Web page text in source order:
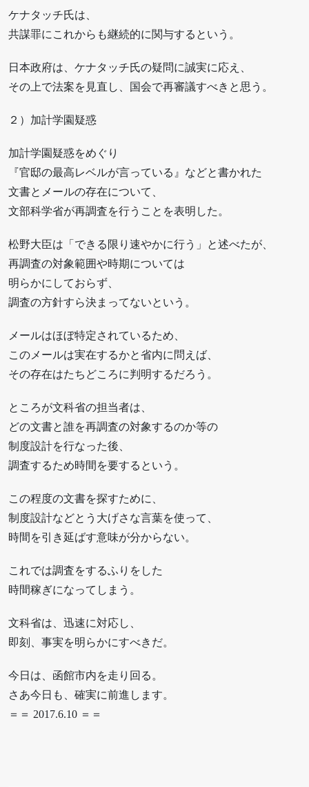
ケナタッチ氏は、
共謀罪にこれからも継続的に関与するという。
日本政府は、ケナタッチ氏の疑問に誠実に応え、
その上で法案を見直し、国会で再審議すべきと思う。
２）加計学園疑惑
加計学園疑惑をめぐり
『官邸の最高レベルが言っている』などと書かれた
文書とメールの存在について、
文部科学省が再調査を行うことを表明した。
松野大臣は「できる限り速やかに行う」と述べたが、
再調査の対象範囲や時期については
明らかにしておらず、
調査の方針すら決まってないという。
メールはほぼ特定されているため、
このメールは実在するかと省内に問えば、
その存在はたちどころに判明するだろう。
ところが文科省の担当者は、
どの文書と誰を再調査の対象するのか等の
制度設計を行なった後、
調査するため時間を要するという。
この程度の文書を探すために、
制度設計などとう大げさな言葉を使って、
時間を引き延ばす意味が分からない。
これでは調査をするふりをした
時間稼ぎになってしまう。
文科省は、迅速に対応し、
即刻、事実を明らかにすべきだ。
今日は、函館市内を走り回る。
さあ今日も、確実に前進します。
＝＝ 2017.6.10 ＝＝